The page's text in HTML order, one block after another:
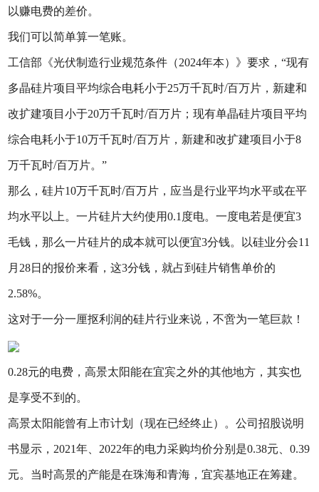
以赚电费的差价。
我们可以简单算一笔账。
工信部《光伏制造行业规范条件（2024年本）》要求，“现有
多晶硅片项目平均综合电耗小于25万千瓦时/百万片，新建和
改扩建项目小于20万千瓦时/百万片；现有单晶硅片项目平均
综合电耗小于10万千瓦时/百万片，新建和改扩建项目小于8
万千瓦时/百万片。”
那么，硅片10万千瓦时/百万片，应当是行业平均水平或在平
均水平以上。一片硅片大约使用0.1度电。一度电若是便宜3
毛钱，那么一片硅片的成本就可以便宜3分钱。以硅业分会11
月28日的报价来看，这3分钱，就占到硅片销售单价的
2.58%。
这对于一分一厘抠利润的硅片行业来说，不啻为一笔巨款！
0.28元的电费，高景太阳能在宜宾之外的其他地方，其实也
是享受不到的。
高景太阳能曾有上市计划（现在已经终止）。公司招股说明
书显示，2021年、2022年的电力采购均价分别是0.38元、0.39
元。当时高景的产能是在珠海和青海，宜宾基地正在筹建。